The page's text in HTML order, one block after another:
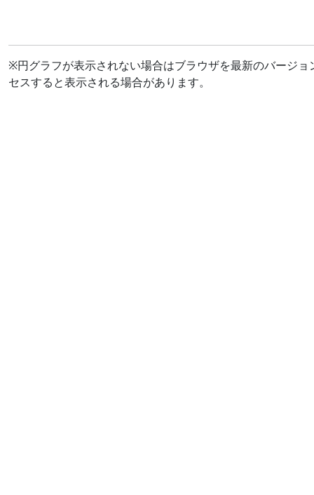
※円グラフが表示されない場合はブラウザを最新のバージ
セスすると表示される場合があります。